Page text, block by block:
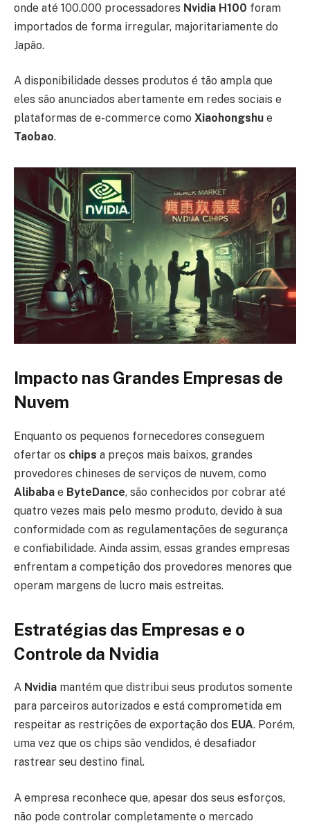
onde até 100.000 processadores Nvidia H100 foram
importados de forma irregular, majoritariamente do
Japão.
A disponibilidade desses produtos é tão ampla que
eles são anunciados abertamente em redes sociais e
plataformas de e-commerce como Xiaohongshu e
Taobao.
Impacto nas Grandes Empresas de
Nuvem
Enquanto os pequenos fornecedores conseguem
ofertar os chips a preços mais baixos, grandes
provedores chineses de serviços de nuvem, como
Alibaba e ByteDance, são conhecidos por cobrar até
quatro vezes mais pelo mesmo produto, devido à sua
conformidade com as regulamentações de segurança
e confiabilidade. Ainda assim, essas grandes empresas
enfrentam a competição dos provedores menores que
operam margens de lucro mais estreitas.
Estratégias das Empresas e o
Controle da Nvidia
A Nvidia mantém que distribui seus produtos somente
para parceiros autorizados e está comprometida em
respeitar as restrições de exportação dos EUA. Porém,
uma vez que os chips são vendidos, é desafiador
rastrear seu destino final.
A empresa reconhece que, apesar dos seus esforços,
não pode controlar completamente o mercado